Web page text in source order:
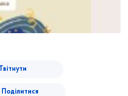
Твітнути
Поділитися